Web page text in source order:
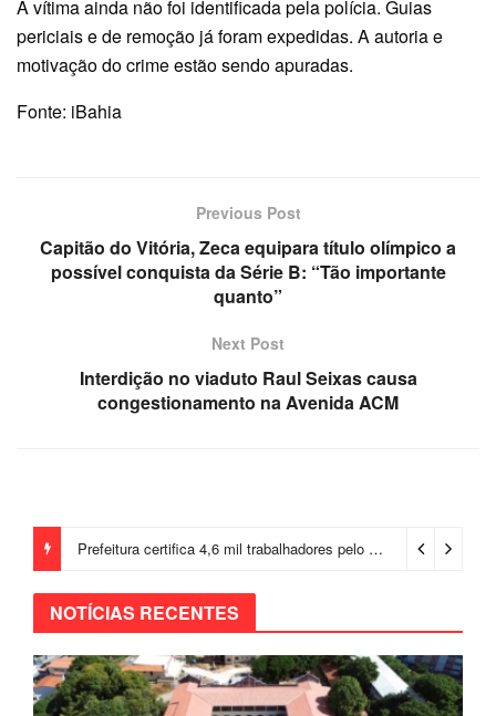
A vítima ainda não foi identificada pela polícia. Guias
periciais e de remoção já foram expedidas. A autoria e
motivação do crime estão sendo apuradas.
Fonte: iBahia
Previous Post
Capitão do Vitória, Zeca equipara título olímpico a
possível conquista da Série B: “Tão importante
quanto”
Next Post
Interdição no viaduto Raul Seixas causa
congestionamento na Avenida ACM
Prefeitura certifica 4,6 mil trabalhadores pelo programa Treinar para Empregar e realiza Feirão de Empregabilidade
NOTÍCIAS RECENTES